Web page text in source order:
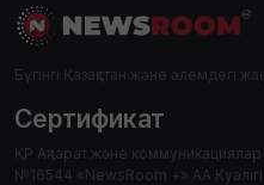
Бүгінгі Қазақстан және әлемдегі
Сертификат
ҚР Ақпарат және
№16544 «NewsRoom +» АА Куәлігі